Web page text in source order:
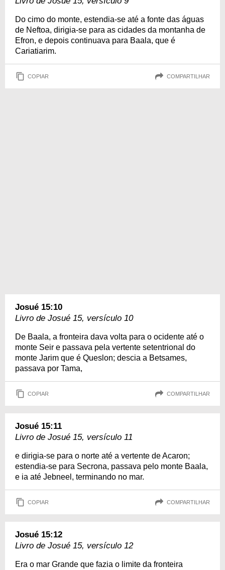
Do cimo do monte, estendia-se até a fonte das águas
de Neftoa, dirigia-se para as cidades da montanha de
Efron, e depois continuava para Baala, que é
Cariatiarim.
COPIAR COMPARTILHAR
Josué 15:10
Livro de Josué 15, versículo 10
De Baala, a fronteira dava volta para o ocidente até o
monte Seir e passava pela vertente setentrional do
monte Jarim que é Queslon; descia a Betsames,
passava por Tama,
COPIAR COMPARTILHAR
Josué 15:11
Livro de Josué 15, versículo 11
e dirigia-se para o norte até a vertente de Acaron;
estendia-se para Secrona, passava pelo monte Baala,
e ia até Jebneel, terminando no mar.
COPIAR COMPARTILHAR
Josué 15:12
Livro de Josué 15, versículo 12
Era o mar Grande que fazia o limite da fronteira